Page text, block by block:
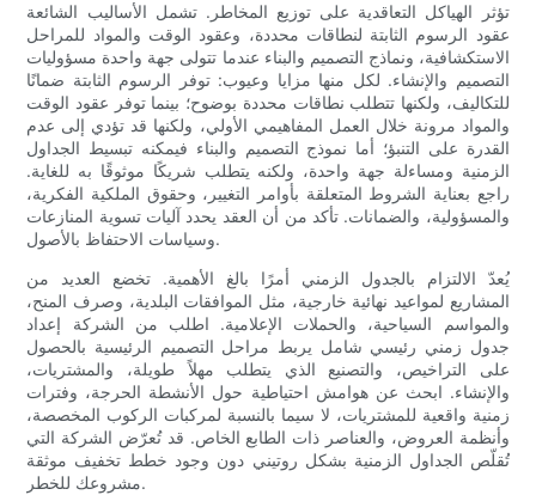
تؤثر الهياكل التعاقدية على توزيع المخاطر. تشمل الأساليب الشائعة
عقود الرسوم الثابتة لنطاقات محددة، وعقود الوقت والمواد للمراحل
الاستكشافية، ونماذج التصميم والبناء عندما تتولى جهة واحدة مسؤوليات
التصميم والإنشاء. لكل منها مزايا وعيوب: توفر الرسوم الثابتة ضمانًا
للتكاليف، ولكنها تتطلب نطاقات محددة بوضوح؛ بينما توفر عقود الوقت
والمواد مرونة خلال العمل المفاهيمي الأولي، ولكنها قد تؤدي إلى عدم
القدرة على التنبؤ؛ أما نموذج التصميم والبناء فيمكنه تبسيط الجداول
الزمنية ومساءلة جهة واحدة، ولكنه يتطلب شريكًا موثوقًا به للغاية.
راجع بعناية الشروط المتعلقة بأوامر التغيير، وحقوق الملكية الفكرية،
والمسؤولية، والضمانات. تأكد من أن العقد يحدد آليات تسوية المنازعات
وسياسات الاحتفاظ بالأصول.
يُعدّ الالتزام بالجدول الزمني أمرًا بالغ الأهمية. تخضع العديد من
المشاريع لمواعيد نهائية خارجية، مثل الموافقات البلدية، وصرف المنح،
والمواسم السياحية، والحملات الإعلامية. اطلب من الشركة إعداد
جدول زمني رئيسي شامل يربط مراحل التصميم الرئيسية بالحصول
على التراخيص، والتصنيع الذي يتطلب مهلاً طويلة، والمشتريات،
والإنشاء. ابحث عن هوامش احتياطية حول الأنشطة الحرجة، وفترات
زمنية واقعية للمشتريات، لا سيما بالنسبة لمركبات الركوب المخصصة،
وأنظمة العروض، والعناصر ذات الطابع الخاص. قد تُعرّض الشركة التي
تُقلّص الجداول الزمنية بشكل روتيني دون وجود خطط تخفيف موثقة
مشروعك للخطر.